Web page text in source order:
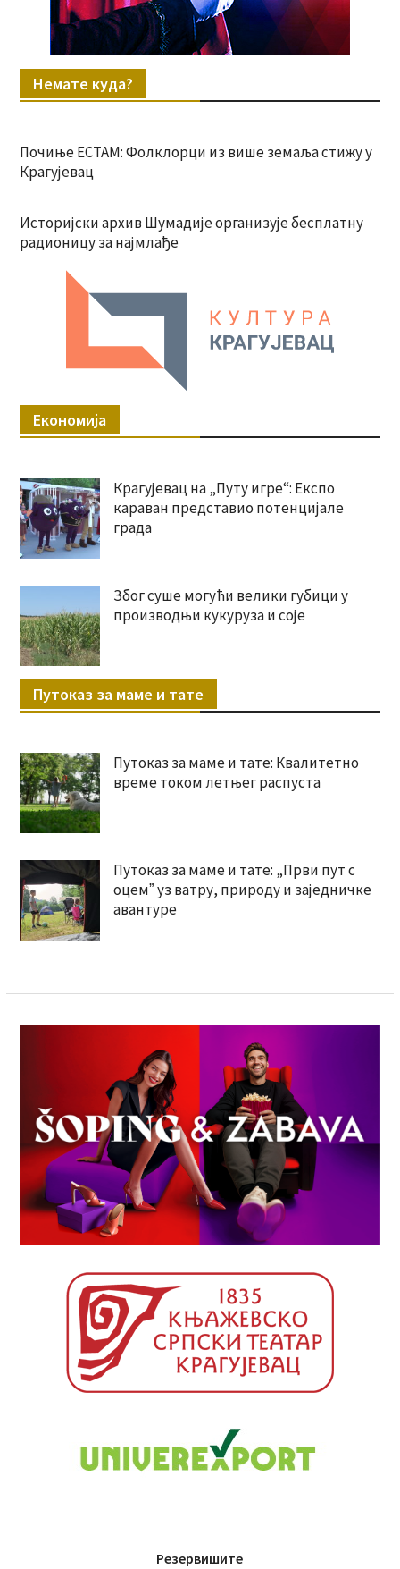
Немате куда?
Почиње ЕСТАМ: Фолклорци из више земаља стижу у
Крагујевац
Историјски архив Шумадије организује бесплатну
радионицу за најмлађе
Економија
Крагујевац на „Путу игре“: Експо
караван представио потенцијале
града
Због суше могући велики губици у
производњи кукуруза и соје
Путоказ за маме и тате
Путоказ за маме и тате: Квалитетно
време током летњег распуста
Путоказ за маме и тате: „Први пут с
оцемˮ уз ватру, природу и заједничке
авантуре
Резервишите